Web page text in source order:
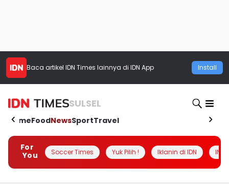
Baca artikel IDN Times lainnya di IDN App Install
SULSEL
HomeFoodNewsSportTravel
For
You
Soccer Times Yuk Pilih ! Iklanin di IDN